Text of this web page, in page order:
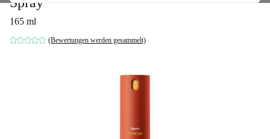
165 ml
(Bewertungen werden gesammelt)